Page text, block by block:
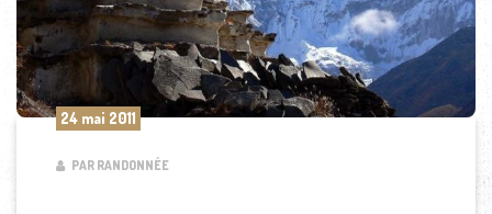
24 mai 2011
PAR RANDONNÉE